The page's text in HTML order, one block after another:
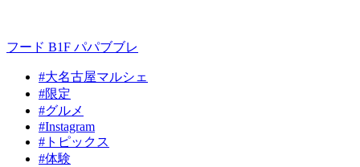
フード B1F パパブブレ
#大名古屋マルシェ
#限定
#グルメ
#Instagram
#トピックス
#体験